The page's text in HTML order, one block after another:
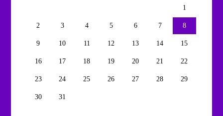
1
2 3 4 5 6 7 8
9 10 11 12 13 14 15
16 17 18 19 20 21 22
23 24 25 26 27 28 29
30 31